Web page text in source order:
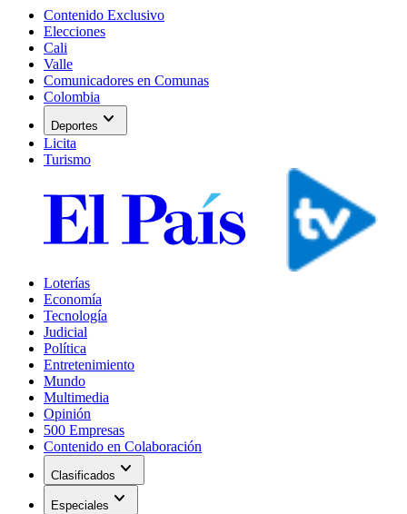
Contenido Exclusivo
Elecciones
Cali
Valle
Comunicadores en Comunas
Colombia
Deportes expand_more
Licita
Turismo
Loterías
Economía
Tecnología
Judicial
Política
Entretenimiento
Mundo
Multimedia
Opinión
500 Empresas
Contenido en Colaboración
Clasificados expand_more
Especiales expand_more